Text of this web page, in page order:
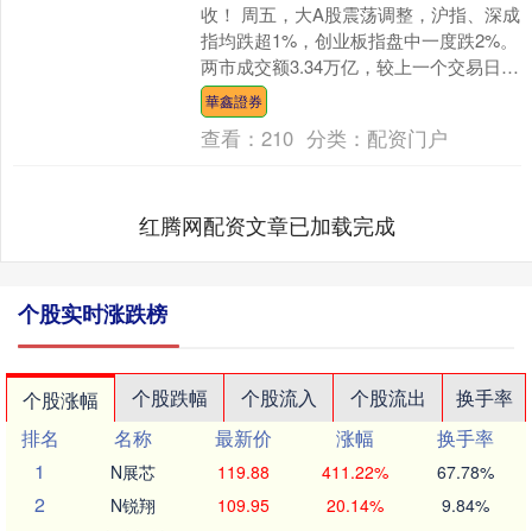
收！ 周五，大A股震荡调整，沪指、深成
指均跌超1%，创业板指盘中一度跌2%。
两市成交额3.34万亿，较上一个交易日缩
量178亿，内资净卖出1134亿。个股跌多
涨....
華鑫證券
查看：210 分类： 配资门户
红腾网配资文章已加载完成
个股实时涨跌榜
个股涨幅 个股跌幅 个股流入 个股流出
换手率
排名
名称 最新价 涨幅
换手率
1
N展芯 119.88 411.22% 67.78%
2 N锐翔 109.95 20.14% 9.84%